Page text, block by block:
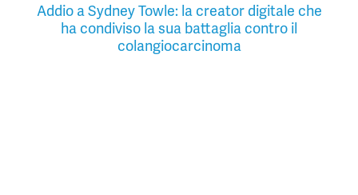
Addio a Sydney Towle: la creator digitale che
ha condiviso la sua battaglia contro il
colangiocarcinoma